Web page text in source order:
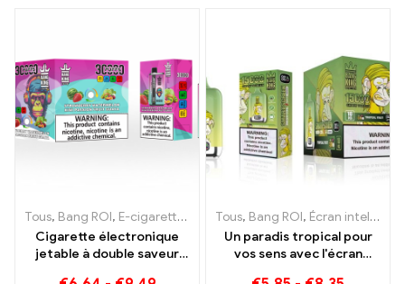
Tous, Bang ROI, E-cigarettes jetables Lituanie ,E-cigarettes
Cigarette électronique
jetable à double saveur
Tous, Bang ROI, Écran intelligent Bang King 15000 Bouffée
Un paradis tropical pour
vos sens avec l'écran